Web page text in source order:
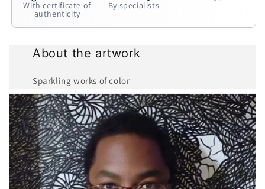
With certificate of
authenticity
By specialists
About the artwork
Sparkling works of color